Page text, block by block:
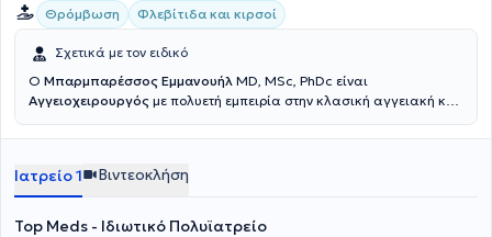
Θρόμβωση Φλεβίτιδα και κιρσοί
Σχετικά με τον ειδικό
Ο Μπαρμπαρέσσος Εμμανουήλ MD, MSc, PhDc είναι
Αγγειοχειρουργός με πολυετή εμπειρία στην κλασική αγγειακή και
εντός του Ιδιωτικού Πολυϊατρείου Top Meds στην Νέα Σμύρνη. Είναι
του στο Γενικό Νοσοκομείο Αθηνών «Γ. Γεννηματάς» όπου εργάστηκε
στην συνέχεια ως επικουρικός επιμελητής. Μετεκπαιδεύτηκε στο
Ηνωμένο Βασίλειο, στο St. George’s University Hospital
Ιατρείο 1 Βιντεοκλήση
Top Meds - Ιδιωτικό Πολυϊατρείο